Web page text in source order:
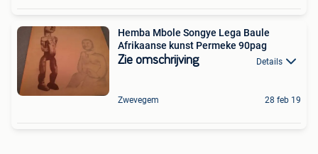
Hemba Mbole Songye Lega Baule
Afrikaanse kunst Permeke 90pag
Zie omschrijving Details
Zwevegem 28 feb 19